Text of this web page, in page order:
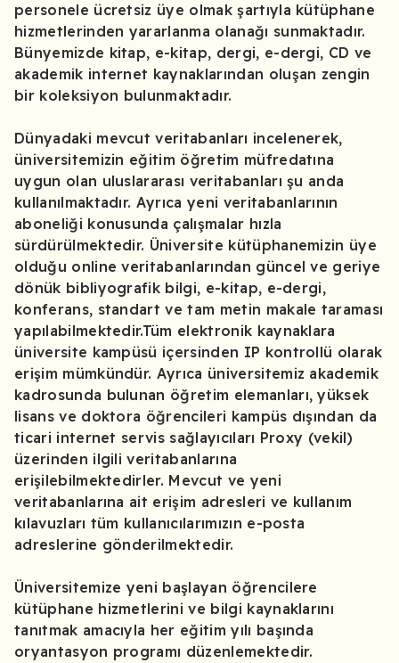
personele ücretsiz üye olmak şartıyla kütüphane
hizmetlerinden yararlanma olanağı sunmaktadır.
Bünyemizde kitap, e-kitap, dergi, e-dergi, CD ve
akademik internet kaynaklarından oluşan zengin
bir koleksiyon bulunmaktadır.
Dünyadaki mevcut veritabanları incelenerek,
üniversitemizin eğitim öğretim müfredatına
uygun olan uluslararası veritabanları şu anda
kullanılmaktadır. Ayrıca yeni veritabanlarının
aboneliği konusunda çalışmalar hızla
sürdürülmektedir. Üniversite kütüphanemizin üye
olduğu online veritabanlarından güncel ve geriye
dönük bibliyografik bilgi, e-kitap, e-dergi,
konferans, standart ve tam metin makale taraması
yapılabilmektedir.Tüm elektronik kaynaklara
üniversite kampüsü içersinden IP kontrollü olarak
erişim mümkündür. Ayrıca üniversitemiz akademik
kadrosunda bulunan öğretim elemanları, yüksek
lisans ve doktora öğrencileri kampüs dışından da
ticari internet servis sağlayıcıları Proxy (vekil)
üzerinden ilgili veritabanlarına
erişilebilmektedirler. Mevcut ve yeni
veritabanlarına ait erişim adresleri ve kullanım
kılavuzları tüm kullanıcılarımızın e-posta
adreslerine gönderilmektedir.
Üniversitemize yeni başlayan öğrencilere
kütüphane hizmetlerini ve bilgi kaynaklarını
tanıtmak amacıyla her eğitim yılı başında
oryantasyon programı düzenlemektedir.